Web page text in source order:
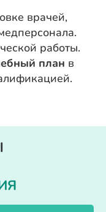
врачей,
работы.
план в